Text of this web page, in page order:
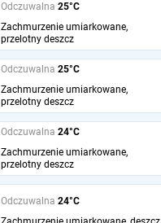
Odczuwalna 25°C
Zachmurzenie umiarkowane,
przelotny deszcz
Odczuwalna 25°C
Zachmurzenie umiarkowane,
przelotny deszcz
Odczuwalna 24°C
Zachmurzenie umiarkowane,
przelotny deszcz
Odczuwalna 24°C